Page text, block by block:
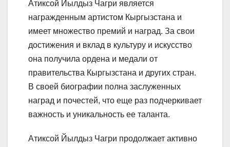
Атиксой Йылдыз Чагри является
награжденным артистом Кыргызстана и
имеет множество премий и наград. За свои
достижения и вклад в культуру и искусство
она получила ордена и медали от
правительства Кыргызстана и других стран.
В своей биографии полна заслуженных
наград и почестей, что еще раз подчеркивает
важность и уникальность ее таланта.
Атиксой Йылдыз Чагри продолжает активно